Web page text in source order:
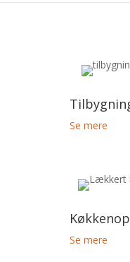
Se mere
Se mere